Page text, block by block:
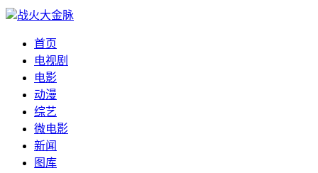
战火大金脉
首页
电视剧
电影
动漫
综艺
微电影
新闻
图库